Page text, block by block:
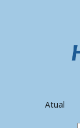
Atual